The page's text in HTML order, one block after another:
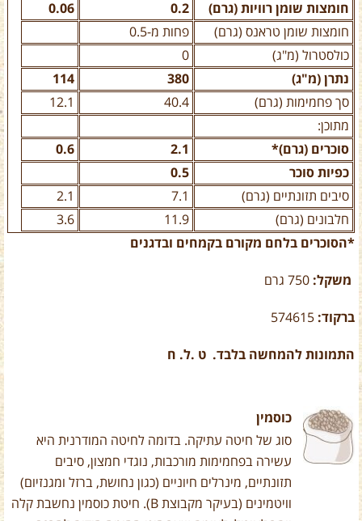
חומצות שומן רוויות (גרם)
0.2
0.06
חומצות שומן טראנס (גרם)
פחות מ-0.5
כולסטרול (מ"ג)
0
נתרן (מ"ג)
380
114
סך פחמימות (גרם)
40.4
12.1
מתוכן:
סוכרים (גרם)*
2.1
0.6
כפיות סוכר
0.5
סיבים תזונתיים (גרם)
7.1
2.1
חלבונים (גרם)
11.9
3.6
*הסוכרים בלחם מקורם בקמחים ובדגנים
משקל: 750 גרם
ברקוד: 574615
התמונות להמחשה בלבד. ט .ל. ח
כוסמין
סוג של חיטה עתיקה. בדומה לחיטה המודרנית היא
עשירה בפחמימות מורכבות, נוגדי חמצון, סיבים
תזונתיים, מינרלים חיוניים (כגון נחושת, ברזל ומגנזיום)
וויטמינים (בעיקר מקבוצת B). חיטת כוסמין נחשבת קלה